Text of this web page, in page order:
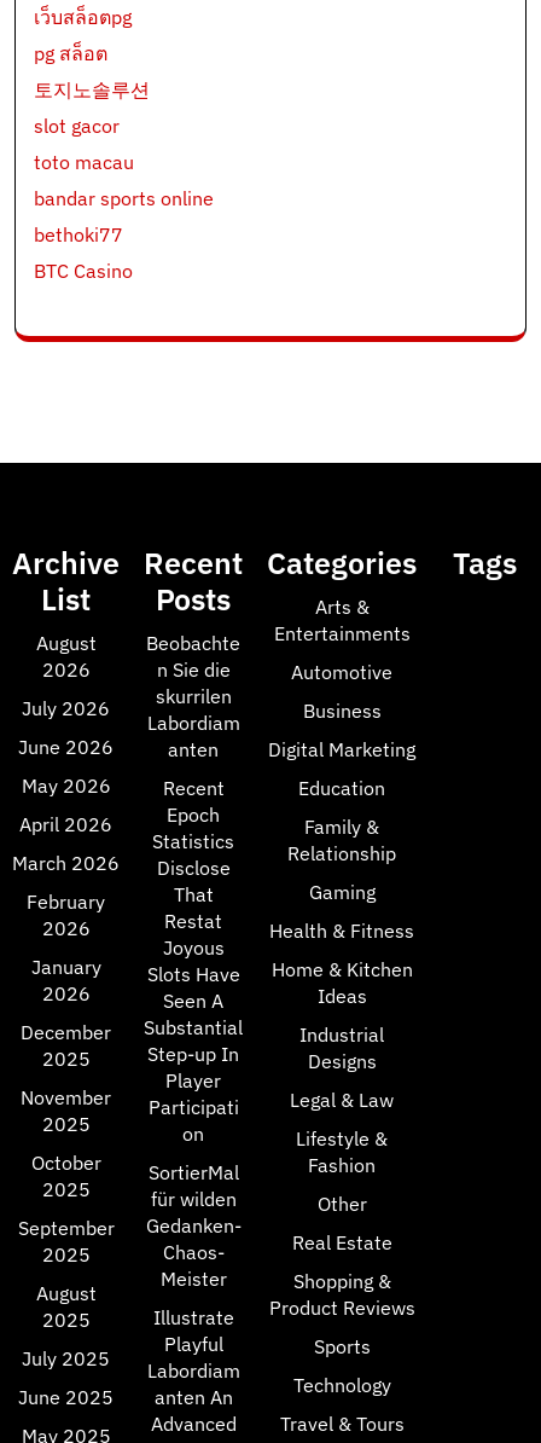
เว็บสล็อตpg
pg สล็อต
토지노솔루션
slot gacor
toto macau
bandar sports online
bethoki77
BTC Casino
Archive
List
August
2026
July 2026
June 2026
May 2026
April 2026
March 2026
February
2026
January
2026
December
2025
November
2025
October
2025
September
2025
August
2025
July 2025
June 2025
May 2025
Recent
Posts
Beobachte
n Sie die
skurrilen
Labordiam
anten
Recent
Epoch
Statistics
Disclose
That
Restat
Joyous
Slots Have
Seen A
Substantial
Step-up In
Player
Participati
on
SortierMal
für wilden
Gedanken-
Chaos-
Meister
Illustrate
Playful
Labordiam
anten An
Advanced
Categories
Arts &
Entertainments
Automotive
Business
Digital Marketing
Education
Family &
Relationship
Gaming
Health & Fitness
Home & Kitchen
Ideas
Industrial
Designs
Legal & Law
Lifestyle &
Fashion
Other
Real Estate
Shopping &
Product Reviews
Sports
Technology
Travel & Tours
Tags